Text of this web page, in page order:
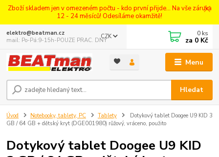
Zboží skladem jen v omezeném počtu - kdo první přijde... Na vše záruka
12 - 24 měsíců! Odesíláme okamžitě!
Menu
CZK
Hledat
elektro@beatman.cz
mail: Po-Pá:9-15h-POUZE PRAC. DNY
0 ks
za 0 Kč
Úvod Notebooky, tablety, PC Tablety
Dotykový tablet Doogee U9 KID 3
GB / 64 GB + dětský kryt (DGE001980) růžový, vráceno, použito
Dotykový tablet Doogee U9 KID